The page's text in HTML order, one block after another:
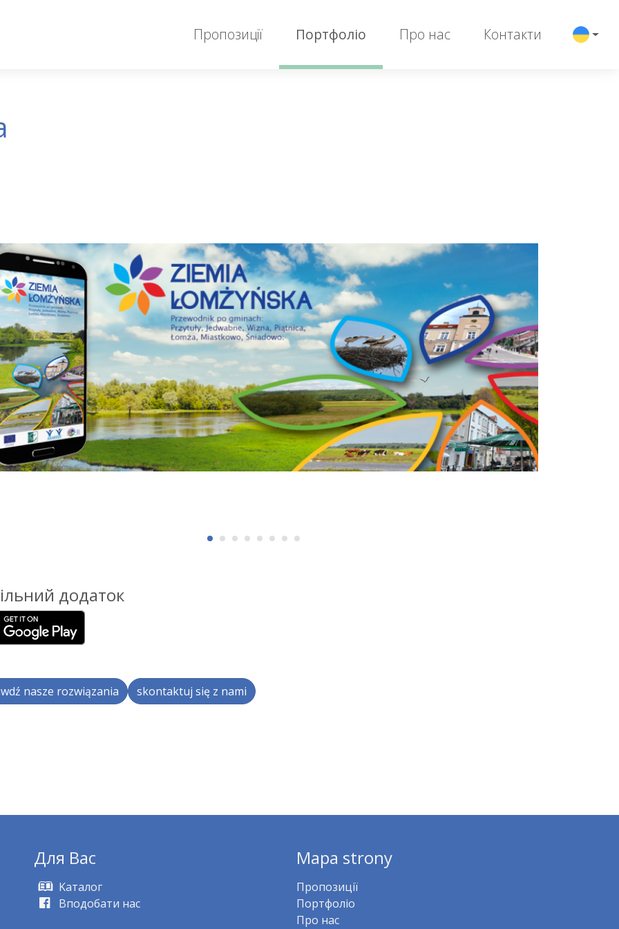
Пропозиції Портфоліо Про нас Контакти
додаток
nasze rozwiązania skontaktuj się z nami
Для Bас
Kаталог
Вподобати нас
Mapa strony
Пропозиції
Портфоліо
Про нас